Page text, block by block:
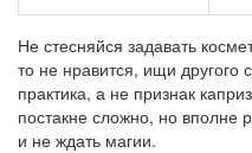
Не стесняйся задавать
то не нравится, ищи
практика, а не признак
постакне сложно, но вполне
и не ждать магии.